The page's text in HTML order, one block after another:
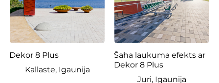
Dekor 8 Plus
Kallaste, Igaunija
Šaha laukuma efekts ar
Dekor 8 Plus
Juri, Igaunija